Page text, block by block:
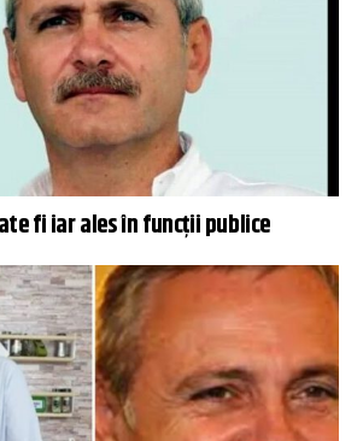
fi iar ales în funcții publice